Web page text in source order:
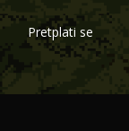
Pretplati se